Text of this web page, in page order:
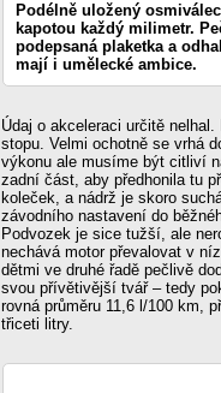
Podélně uložený
kapotou každý milimetr.
podepsaná plaketka a
mají i umělecké ambice.
Údaj o akceleraci určitě
stopu. Velmi ochotně se vrhá
výkonu ale musíme být citliví
zadní část, aby předhonila tu
koleček, a nádrž je skoro
závodního nastavení do
Podvozek je sice tužší, ale
nechává motor převalovat v
dětmi ve druhé řadě pečlivě
svou přívětivější tvář – tedy
rovná průměru 11,6 l/100 km,
třiceti litry.